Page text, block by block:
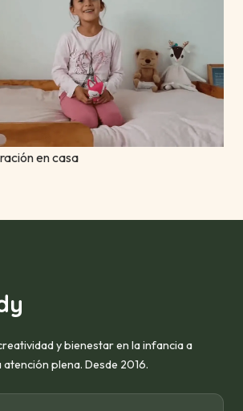
en casa
y bienestar en la infancia a
plena. Desde 2016.